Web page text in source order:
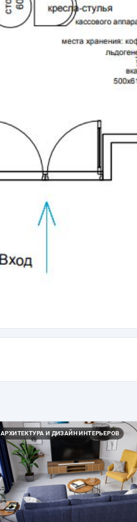
АРХИТЕКТУРА И ДИЗАЙН ИНТЕРЬЕРОВ